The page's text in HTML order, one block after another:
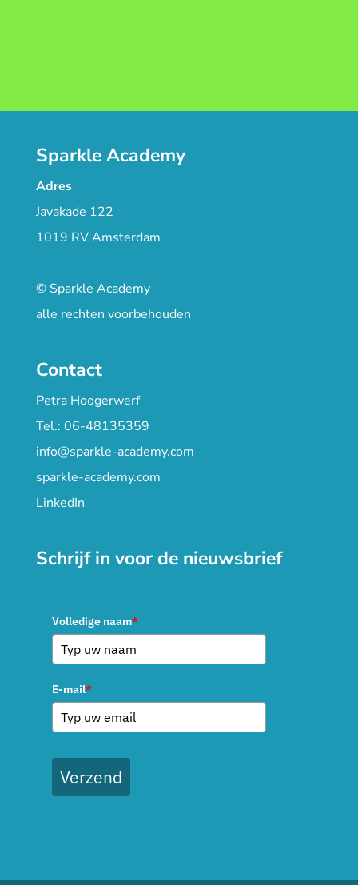
Sparkle Academy
Adres
Javakade 122
1019 RV Amsterdam
© Sparkle Academy
alle rechten voorbehouden
Contact
Petra Hoogerwerf
Tel.: 06-48135359
info@sparkle-academy.com
sparkle-academy.com
LinkedIn
Schrijf in voor de nieuwsbrief
Volledige naam*
E-mail*
Verzend